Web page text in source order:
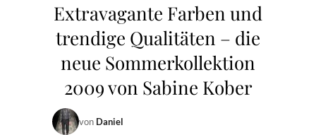
Extravagante Farben und
trendige Qualitäten – die
neue Sommerkollektion
2009 von Sabine Kober
von Daniel